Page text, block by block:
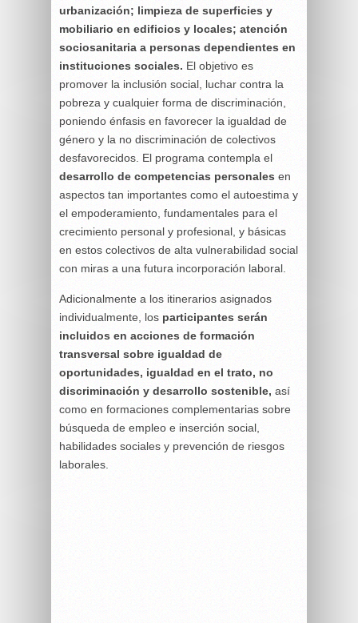
urbanización; limpieza de superficies y
mobiliario en edificios y locales; atención
sociosanitaria a personas dependientes en
instituciones sociales. El objetivo es
promover la inclusión social, luchar contra la
pobreza y cualquier forma de discriminación,
poniendo énfasis en favorecer la igualdad de
género y la no discriminación de colectivos
desfavorecidos. El programa contempla el
desarrollo de competencias personales en
aspectos tan importantes como el autoestima y
el empoderamiento, fundamentales para el
crecimiento personal y profesional, y básicas
en estos colectivos de alta vulnerabilidad social
con miras a una futura incorporación laboral.
Adicionalmente a los itinerarios asignados
individualmente, los participantes serán
incluidos en acciones de formación
transversal sobre igualdad de
oportunidades, igualdad en el trato, no
discriminación y desarrollo sostenible, así
como en formaciones complementarias sobre
búsqueda de empleo e inserción social,
habilidades sociales y prevención de riesgos
laborales.